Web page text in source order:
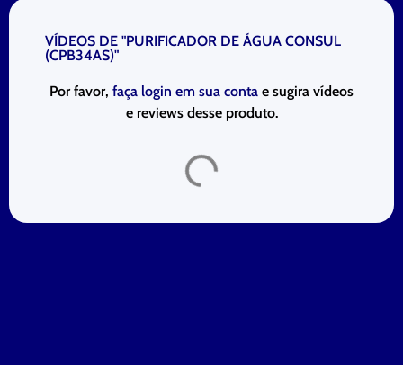
VÍDEOS DE "PURIFICADOR DE ÁGUA CONSUL
(CPB34AS)"
Por favor, faça login em sua conta e sugira vídeos
e reviews desse produto.